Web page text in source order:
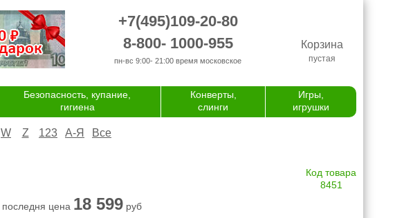
+7(495)109-20-80
8-800- 1000-955
пн-вс 9:00- 21:00 время московское
Корзина
пустая
Безопасность, купание,
гигиена
Конверты,
слинги
Игры,
игрушки
W Z 123 А-Я Все
Код товара
8451
последня цена 18 599 руб